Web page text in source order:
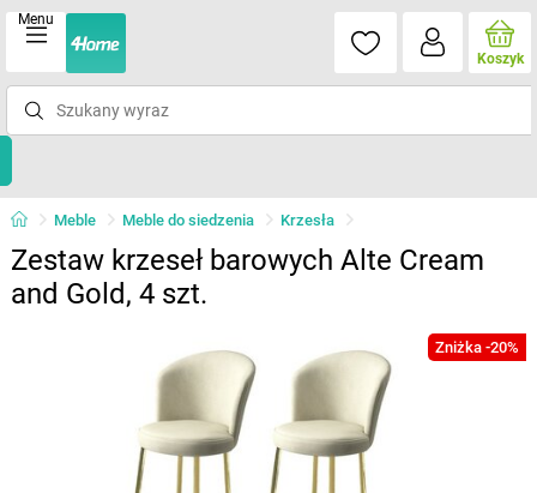
Menu
Koszyk
Meble Meble do siedzenia Krzesła
Zestaw krzeseł barowych Alte Cream
and Gold, 4 szt.
Zniżka -20%